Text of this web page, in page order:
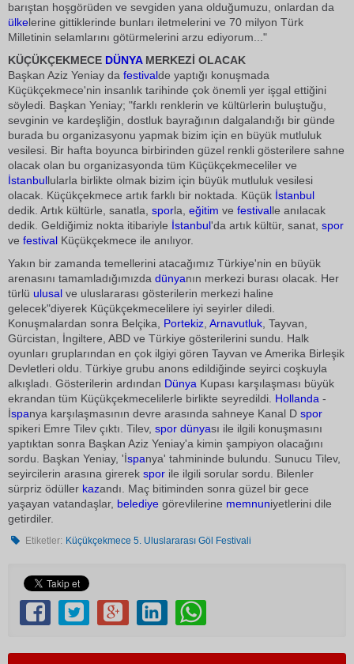
barıştan hoşgörüden ve sevgiden yana olduğumuzu, onlardan da
ülkelerine gittiklerinde bunları iletmelerini ve 70 milyon Türk
Milletinin selamlarını götürmelerini arzu ediyorum..."
KÜÇÜKÇEKMECE DÜNYAMERKEZİ OLACAK
Başkan Aziz Yeniay da festivalde yaptığı konuşmada
Küçükçekmece'nin insanlık tarihinde çok önemli yer işgal ettiğini
söyledi. Başkan Yeniay; "farklı renklerin ve kültürlerin buluştuğu,
sevginin ve kardeşliğin, dostluk bayrağının dalgalandığı bir günde
burada bu organizasyonu yapmak bizim için en büyük mutluluk
vesilesi. Bir hafta boyunca birbirinden güzel renkli gösterilere sahne
olacak olan bu organizasyonda tüm Küçükçekmeceliler ve
İstanbullularla birlikte olmak bizim için büyük mutluluk vesilesi
olacak. Küçükçekmece artık farklı bir noktada. Küçük İstanbul
dedik. Artık kültürle, sanatla, sporla, eğitim ve festivalle anılacak
dedik. Geldiğimiz nokta itibariyle İstanbul'da artık kültür, sanat, spor
ve festival Küçükçekmece ile anılıyor.
Yakın bir zamanda temellerini atacağımız Türkiye'nin en büyük
arenasını tamamladığımızda dünyanın merkezi burası olacak. Her
türlü ulusal ve uluslararası gösterilerin merkezi haline
gelecek"diyerek Küçükçekmecelilere iyi seyirler diledi.
Konuşmalardan sonra Belçika, Portekiz Arnavutluk , Tayvan,
Gürcistan, İngiltere, ABD ve Türkiye gösterilerini sundu. Halk
oyunları gruplarından en çok ilgiyi gören Tayvan ve Amerika Birleşik
Devletleri oldu. Türkiye grubu anons edildiğinde seyirci coşkuyla
alkışladı. Gösterilerin ardından Dünya Kupası karşılaşması büyük
ekrandan tüm Küçükçekmecelilerle birlikte seyredildi. Hollanda -
İspanya karşılaşmasının devre arasında sahneye Kanal D spor
spikeri Emre Tilev çıktı. Tilev, spor dünyası ile ilgili konuşmasını
yaptıktan sonra Başkan Aziz Yeniay'a kimin şampiyon olacağını
sordu. Başkan Yeniay, 'İspanya' tahmininde bulundu. Sunucu Tilev,
seyircilerin arasına girerek spor ile ilgili sorular sordu. Bilenler
sürpriz ödüller kazandı. Maç bitiminden sonra güzel bir gece
yaşayan vatandaşlar, belediye görevlilerine memnuniyetlerini dile
getirdiler.
Etiketler: Küçükçekmece 5. Uluslararası Göl Festivali